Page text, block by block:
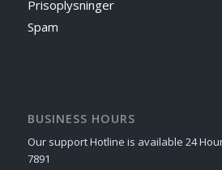
Prisoplysninger
Spam
BUSINESS HOURS
Our support Hotline is available 24
7891